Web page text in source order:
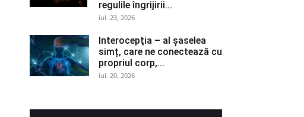
regulile îngrijirii...
iul. 23, 2026
Interocepţia – al șaselea
simț, care ne conectează cu
propriul corp,...
iul. 20, 2026